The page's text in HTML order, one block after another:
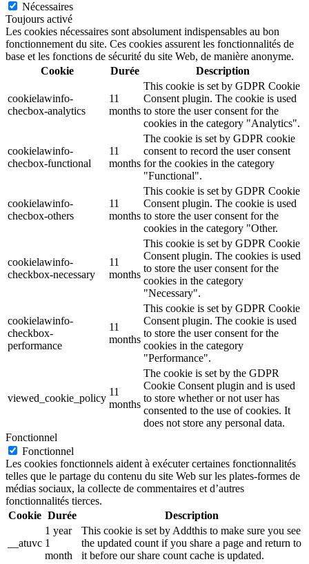
Nécessaires
Toujours activé
Les cookies nécessaires sont absolument indispensables au bon
fonctionnement du site. Ces cookies assurent les fonctionnalités de
base et les fonctions de sécurité du site Web, de manière anonyme.
Cookie
Durée Description
cookielawinfo-
checbox-analytics
11
months
This cookie is set by GDPR Cookie
Consent plugin. The cookie is used
to store the user consent for the
cookies in the category "Analytics".
cookielawinfo-
checbox-functional
11
months
The cookie is set by GDPR cookie
consent to record the user consent
for the cookies in the category
"Functional".
cookielawinfo-
checbox-others
11
months
This cookie is set by GDPR Cookie
Consent plugin. The cookie is used
to store the user consent for the
cookies in the category "Other.
cookielawinfo-
checkbox-necessary
11
months
This cookie is set by GDPR Cookie
Consent plugin. The cookies is used
to store the user consent for the
cookies in the category
"Necessary".
cookielawinfo-
checkbox-
performance
11
months
This cookie is set by GDPR Cookie
Consent plugin. The cookie is used
to store the user consent for the
cookies in the category
"Performance".
viewed_cookie_policy
11
months
The cookie is set by the GDPR
Cookie Consent plugin and is used
to store whether or not user has
consented to the use of cookies. It
does not store any personal data.
Fonctionnel
Fonctionnel
Les cookies fonctionnels aident à exécuter certaines fonctionnalités
telles que le partage du contenu du site Web sur les plates-formes de
médias sociaux, la collecte de commentaires et d’autres
fonctionnalités tierces.
Cookie Durée Description
__atuvc
1 year
1
month
This cookie is set by Addthis to make sure you see
the updated count if you share a page and return to
it before our share count cache is updated.